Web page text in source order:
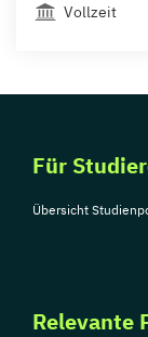
Vollzeit
Für
Übersicht
Relevante